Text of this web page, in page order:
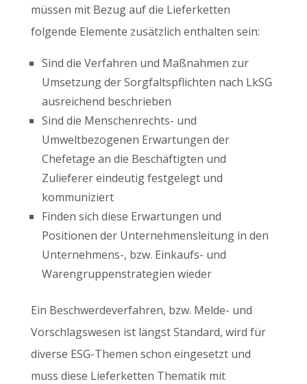
müssen mit Bezug auf die Lieferketten
folgende Elemente zusätzlich enthalten sein:
Sind die Verfahren und Maßnahmen zur
Umsetzung der Sorgfaltspflichten nach LkSG
ausreichend beschrieben
Sind die Menschenrechts- und
Umweltbezogenen Erwartungen der
Chefetage an die Beschäftigten und
Zulieferer eindeutig festgelegt und
kommuniziert
Finden sich diese Erwartungen und
Positionen der Unternehmensleitung in den
Unternehmens-, bzw. Einkaufs- und
Warengruppenstrategien wieder
Ein Beschwerdeverfahren, bzw. Melde- und
Vorschlagswesen ist längst Standard, wird für
diverse ESG-Themen schon eingesetzt und
muss diese Lieferketten Thematik mit